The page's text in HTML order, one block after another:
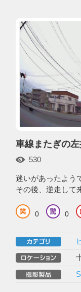
車線またぎの左
530
迷いがあったよう
その後、逆走して
0 0